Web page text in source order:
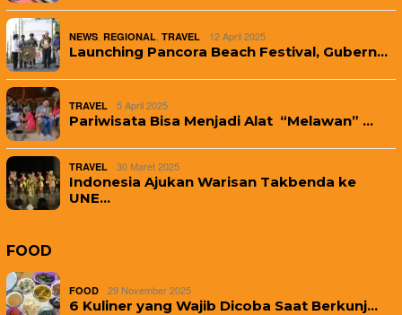
NEWS REGIONAL TRAVEL 12 April 2025
Launching Pancora Beach Festival, Gubern…
TRAVEL 5 April 2025
Pariwisata Bisa Menjadi Alat “Melawan” …
TRAVEL 30 Maret 2025
Indonesia Ajukan Warisan Takbenda ke
UNE…
FOOD
FOOD 29 November 2025
6 Kuliner yang Wajib Dicoba Saat Berkunj…